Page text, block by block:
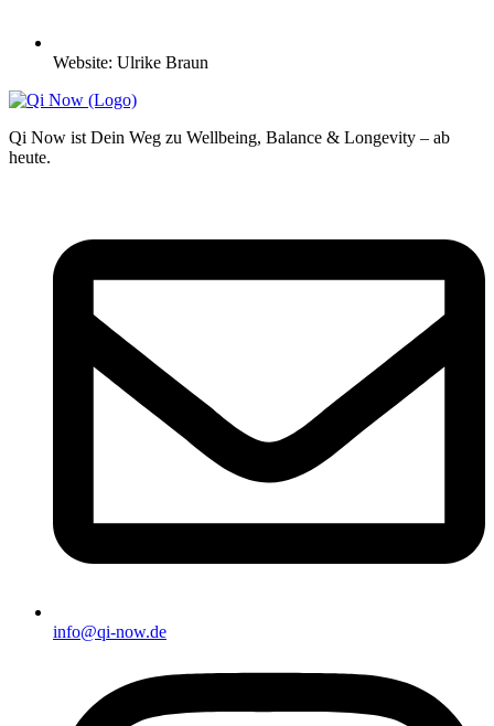
Website: Ulrike Braun
Qi Now ist Dein Weg zu Wellbeing, Balance & Longevity – ab
heute.
info@qi-now.de